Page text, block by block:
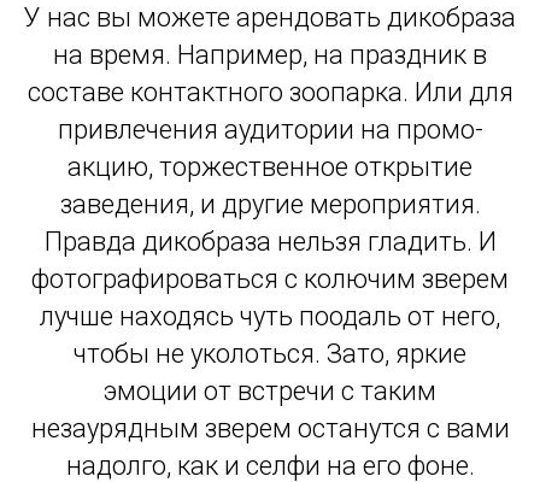
У нас вы можете арендовать дикобраза
на время. Например, на праздник в
составе контактного зоопарка. Или для
привлечения аудитории на промо-
акцию, торжественное открытие
заведения, и другие мероприятия.
Правда дикобраза нельзя гладить. И
фотографироваться с колючим зверем
лучше находясь чуть поодаль от него,
чтобы не уколоться. Зато, яркие
эмоции от встречи с таким
незаурядным зверем останутся с вами
надолго, как и селфи на его фоне.